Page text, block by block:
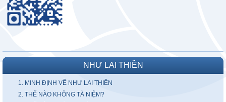
NHƯ LAI THIỀN
1. MINH ĐỊNH VỀ NHƯ LAI THIỀN
2. THẾ NÀO KHÔNG TÀ NIỆM?